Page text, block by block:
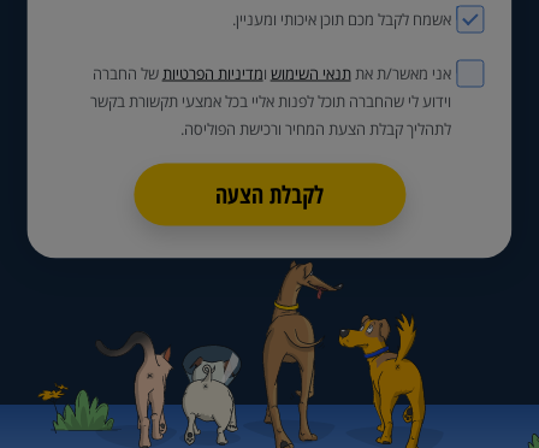
אשמח לקבל מכם תוכן איכותי ומעניין.
אני מאשר/ת אתתנאי השימוש ומדיניות הפרטיות של החברה
וידוע לי שהחברה תוכל לפנות אליי בכל אמצעי תקשורת בקשר
לתהליך קבלת הצעת המחיר ורכישת הפוליסה.
לקבלת הצעה